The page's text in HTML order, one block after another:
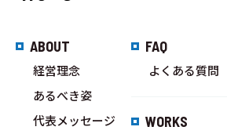
ABOUT
経営理念
あるべき姿
代表メッセージ
FAQ
よくある質問
WORKS